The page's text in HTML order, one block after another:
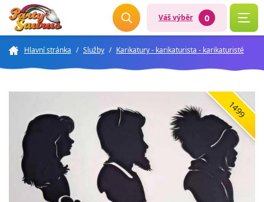
Váš výběr 0
Hlavní stránka / Služby / Karikatury - karikaturista - karikaturisté
1499